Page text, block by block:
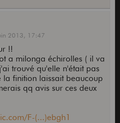
2013, 17:47
!!
a milonga échirolles ( il va
trouvé qu'elle n'était pas
finition laissait beaucoup
qq avis sur ces deux
F-(...)ebgh1